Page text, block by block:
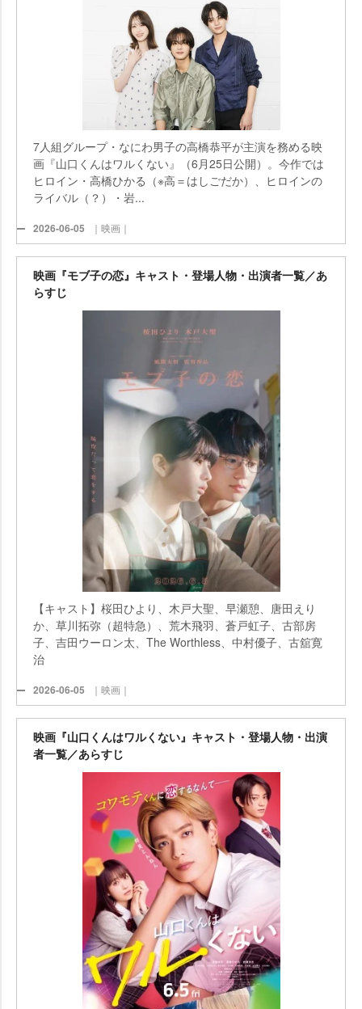
7人組グループ・なにわ男子の高橋恭平が主演を務める映
画『山口くんはワルくない』（6月25日公開）。今作では
ヒロイン・高橋ひかる（※高＝はしごだか）、ヒロインの
ライバル（？）・岩...
2026-06-05 ｜映画｜
映画『モブ子の恋』キャスト・登場人物・出演者一覧／あ
らすじ
【キャスト】桜田ひより、木戸大聖、早瀬憩、唐田えり
か、草川拓弥（超特急）、荒木飛羽、蒼戸虹子、古部房
子、吉田ウーロン太、The Worthless、中村優子、古舘寛
治
2026-06-05 ｜映画｜
映画『山口くんはワルくない』キャスト・登場人物・出演
者一覧／あらすじ